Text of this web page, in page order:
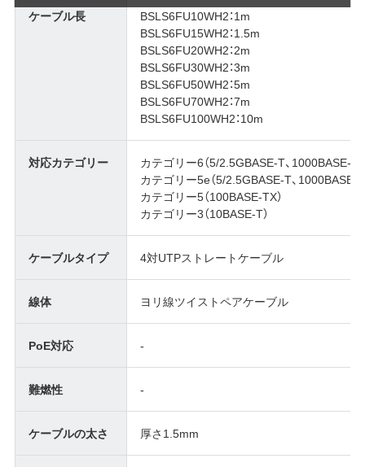
ケーブル長
BSLS6FU10WH2：1m
BSLS6FU15WH2：1.5m
BSLS6FU20WH2：2m
BSLS6FU30WH2：3m
BSLS6FU50WH2：5m
BSLS6FU70WH2：7m
BSLS6FU100WH2：10m
対応カテゴリー
カテゴリー6（5/2.5GBASE-T、1000BASE-T）
カテゴリー5e（5/2.5GBASE-T、1000BASE-T
カテゴリー5（100BASE-TX）
カテゴリー3（10BASE-T）
ケーブルタイプ 4対UTPストレートケーブル
線体 ヨリ線ツイストペアケーブル
PoE対応 -
難燃性 -
ケーブルの太さ 厚さ1.5mm